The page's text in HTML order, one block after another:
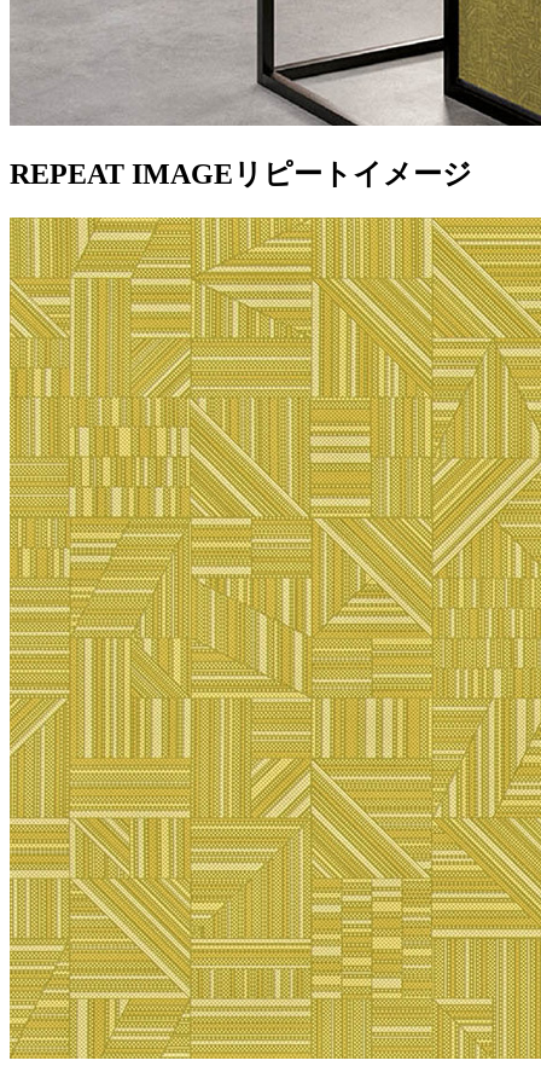
REPEAT IMAGE リピートイメージ